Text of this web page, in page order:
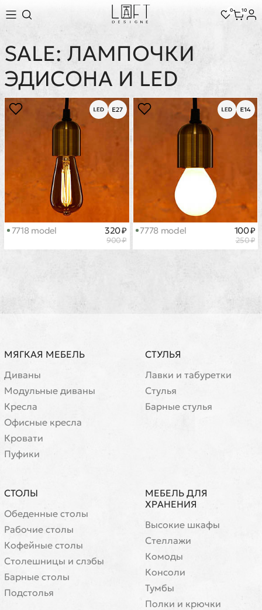
0 10
SALE: ЛАМПОЧКИ
ЭДИСОНА И LED
7718 model
900 ₽
320 ₽ 7778 model
250 ₽
100 ₽
МЯГКАЯ МЕБЕЛЬ
Диваны
Модульные диваны
Кресла
Офисные кресла
Кровати
Пуфики
СТУЛЬЯ
Лавки и табуретки
Стулья
Барные стулья
СТОЛЫ
Обеденные столы
Рабочие столы
Кофейные столы
Cтолешницы и слэбы
Барные столы
Подстолья
МЕБЕЛЬ ДЛЯ
ХРАНЕНИЯ
Высокие шкафы
Стеллажи
Комоды
Консоли
Тумбы
Полки и крючки